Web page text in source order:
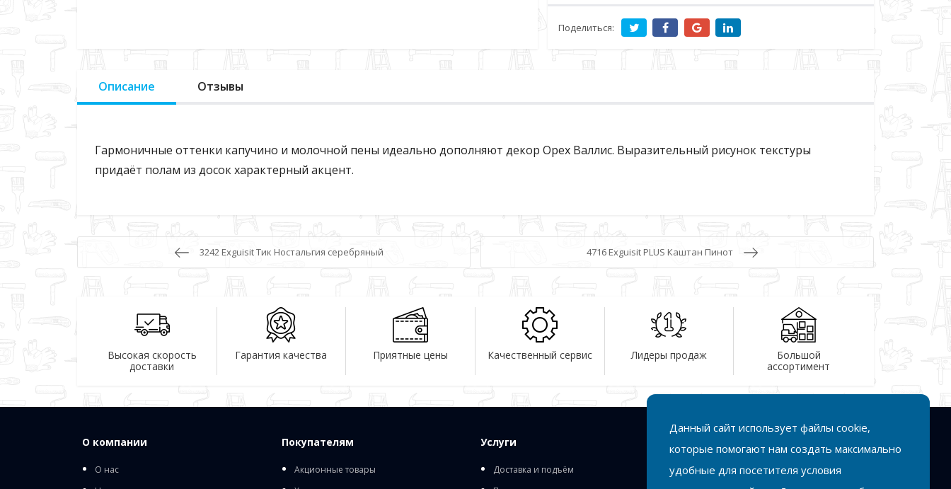
Поделиться:
Описание Отзывы
Гармоничные оттенки капучино и молочной пены идеально дополняют декор Орех Валлис. Выразительный рисунок текстуры
придаёт полам из досок характерный акцент.
3242 Exguisit Тик Ностальгия серебряный 4716 Exguisit PLUS Каштан Пинот
Высокая скорость
доставки
Гарантия качества Приятные цены Качественный сервис Лидеры продаж
Большой
ассортимент
О компании
О нас
Покупателям
Акционные товары
Услуги
Доставка и подъём
Подписаться
Данный сайт использует файлы cookie,
которые помогают нам создать максимально
удобные для посетителя условия